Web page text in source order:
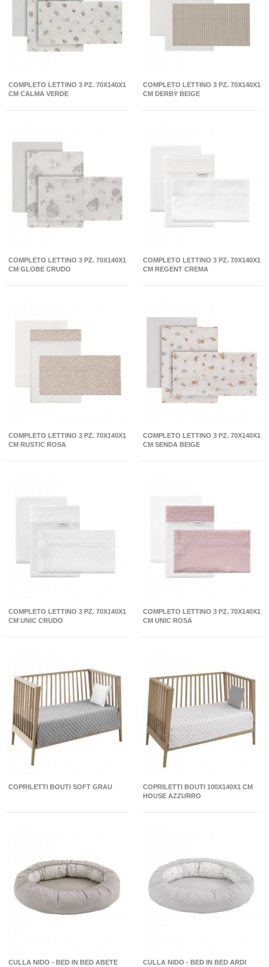
COMPLETO LETTINO 3 PZ. 70X140X1
CM CALMA VERDE
COMPLETO LETTINO 3 PZ. 70X140X1
CM DERBY BEIGE
COMPLETO LETTINO 3 PZ. 70X140X1
CM GLOBE CRUDO
COMPLETO LETTINO 3 PZ. 70X140X1
CM REGENT CREMA
COMPLETO LETTINO 3 PZ. 70X140X1
CM RUSTIC ROSA
COMPLETO LETTINO 3 PZ. 70X140X1
CM SENDA BEIGE
COMPLETO LETTINO 3 PZ. 70X140X1
CM UNIC CRUDO
COMPLETO LETTINO 3 PZ. 70X140X1
CM UNIC ROSA
COPRILETTI BOUTI SOFT GRAU
COPRILETTI BOUTI 100X140X1 CM
HOUSE AZZURRO
CULLA NIDO - BED IN BED ABETE
CULLA NIDO - BED IN BED ARDI